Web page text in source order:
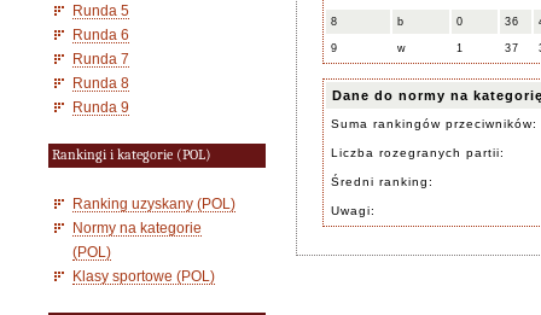
Runda 5
Runda 6
Runda 7
Runda 8
Runda 9
Rankingi i kategorie (POL)
Ranking uzyskany (POL)
Normy na kategorie
(POL)
Klasy sportowe (POL)
8 b 0 36
9 w 1 37
Dane do normy na
Suma rankingów przeciwników:
Liczba rozegranych partii:
Średni ranking:
Uwagi: